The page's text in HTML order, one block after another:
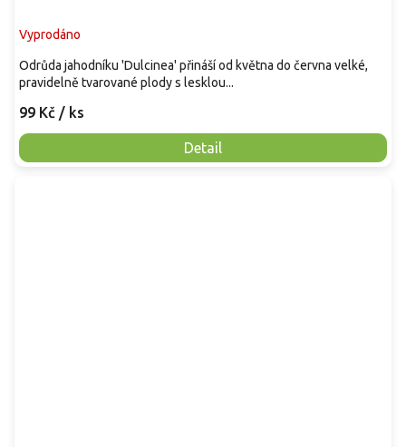
Vyprodáno
99 Kč / ks
Detail
Odrůda jahodníku 'Dulcinea' přináší od května do června velké,
pravidelně tvarované plody s lesklou...